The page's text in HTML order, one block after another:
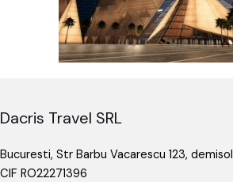
Dacris Travel SRL
Bucuresti, Str Barbu Vacarescu 123, demisol
CIF RO22271396